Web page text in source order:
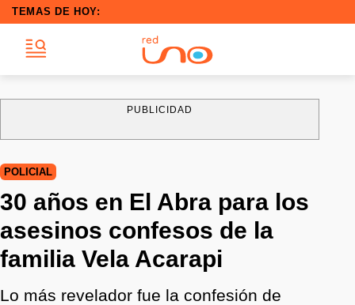
TEMAS DE HOY:
PUBLICIDAD
POLICIAL
30 años en El Abra para los
asesinos confesos de la
familia Vela Acarapi
Lo más revelador fue la confesión de